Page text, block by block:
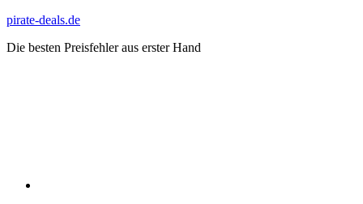
Zum
springen
pirate-deals.de
Die besten Preisfehler aus erster Hand